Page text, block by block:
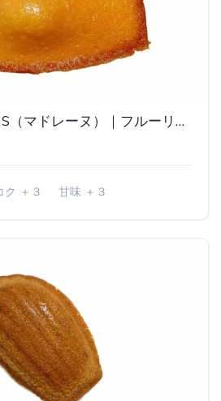
焼き菓子アソート S（マドレーヌ）｜フルーリア（Fluria）
ク ＋３
甘味 ＋３